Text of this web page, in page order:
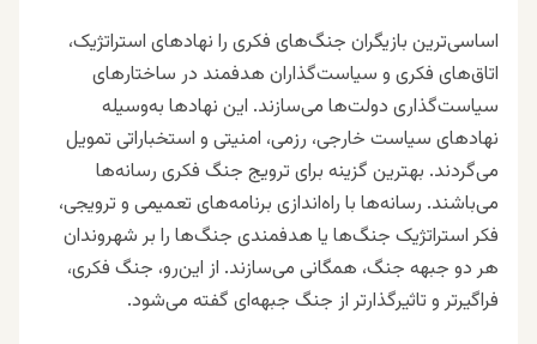
اساسی‌ترین بازیگران جنگ‌های فکری را نهادهای استراتژیک،
اتاق‌های فکری و سیاست‌گذاران هدفمند در ساختارهای
سیاست‌گذاری دولت‌ها می‌سازند. این نهادها به‌وسیله
نهادهای سیاست خارجی، رزمی، امنیتی و استخباراتی تمویل
می‌گردند. بهترین گزینه برای ترویج جنگ فکری رسانه‌‌ها
می‌باشند. رسانه‌ها با راه‌اندازی برنامه‌های تعمیمی و ترویجی،
فکر استراتژیک جنگ‌ها یا هدفمندی جنگ‌ها را بر شهروندان
هر دو جبهه جنگ، همگانی می‌سازند. از این‌رو، جنگ فکری،
فراگیرتر و تاثیرگذارتر از جنگ جبهه‌ای گفته می‌شود.